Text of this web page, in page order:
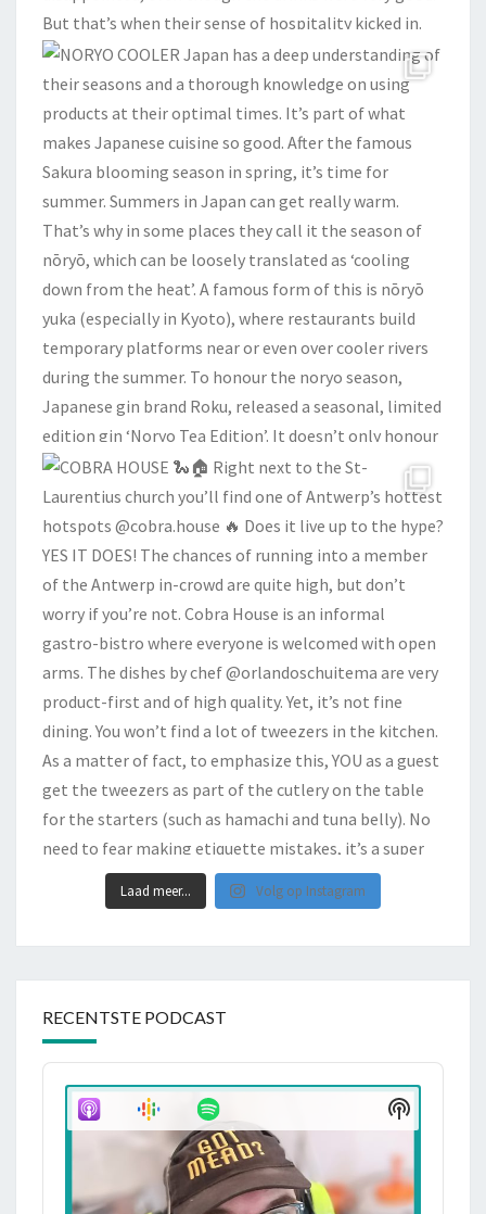
Laad meer... Volg op Instagram
RECENTSTE PODCAST
Audio
Player
Show
Podcast